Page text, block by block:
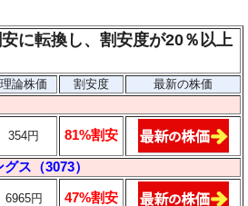
に転換し、割安度が20％以上
理論株価 割安度 最新の株価
354円 81%割安
ス（3073）
6965円 47%割安